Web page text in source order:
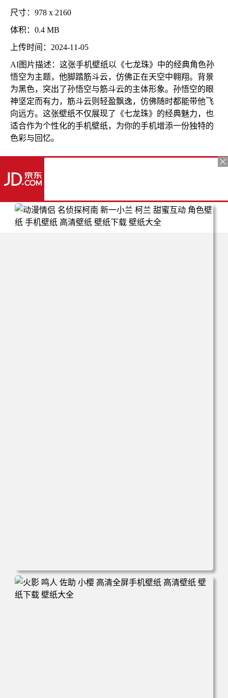
尺寸：978 x 2160
体积：0.4 MB
上传时间：2024-11-05
AI图片描述：这张手机壁纸以《七龙珠》中的经典角色孙
悟空为主题，他脚踏筋斗云，仿佛正在天空中翱翔。背景
为黑色，突出了孙悟空与筋斗云的主体形象。孙悟空的眼
神坚定而有力，筋斗云则轻盈飘逸，仿佛随时都能带他飞
向远方。这张壁纸不仅展现了《七龙珠》的经典魅力，也
适合作为个性化的手机壁纸，为你的手机增添一份独特的
色彩与回忆。
更多推荐
电脑壁纸 动漫情侣 名侦探柯南 新一小兰 柯兰 甜蜜互动 角
色壁纸 手机壁纸 高清壁纸 壁纸下载 壁纸大全